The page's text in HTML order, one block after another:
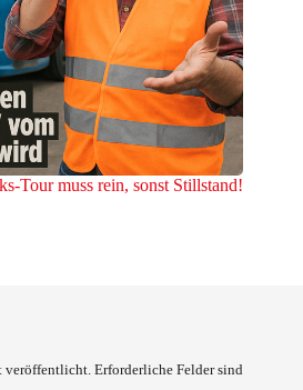
Tour muss rein, sonst Stillstand!
veröffentlicht. Erforderliche Felder sind